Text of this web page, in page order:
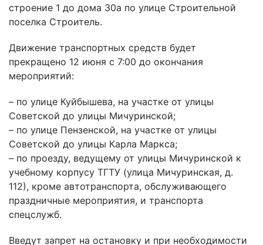
строение 1 до дома 30а по улице Строительной
поселка Строитель.
Движение транспортных средств будет
прекращено 12 июня с 7:00 до окончания
мероприятий:
– по улице Куйбышева, на участке от улицы
Советской до улицы Мичуринской;
– по улице Пензенской, на участке от улицы
Советской до улицы Карла Маркса;
– по проезду, ведущему от улицы Мичуринской к
учебному корпусу ТГТУ (улица Мичуринская, д.
112), кроме автотранспорта, обслуживающего
праздничные мероприятия, и транспорта
спецслужб.
Введут запрет на остановку и при необходимости